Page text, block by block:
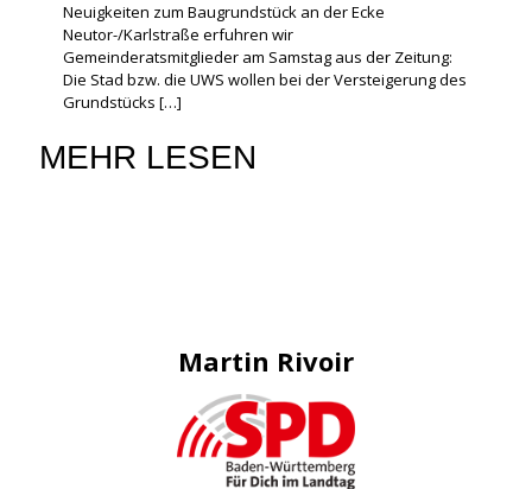
Neuigkeiten zum Baugrundstück an der Ecke
Neutor-/Karlstraße erfuhren wir
Gemeinderatsmitglieder am Samstag aus der Zeitung:
Die Stad bzw. die UWS wollen bei der Versteigerung des
Grundstücks […]
MEHR LESEN
Martin Rivoir